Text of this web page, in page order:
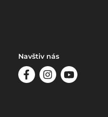
Navštiv nás